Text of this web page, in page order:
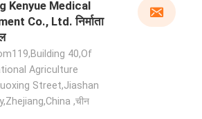
Kenyue Medical
Co., Ltd. निर्माता
40,Of
Agriculture
Street,Jiashan
,चीन